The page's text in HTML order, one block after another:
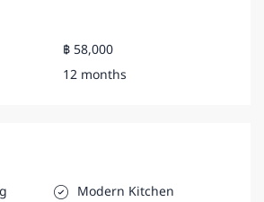
฿ 58,000
12 months
Modern Kitchen